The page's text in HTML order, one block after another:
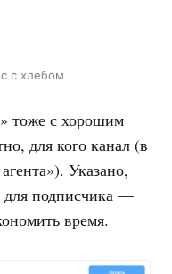
с хлебом
тоже с хорошим
для кого канал (в
Указано,
для подписчика —
время.